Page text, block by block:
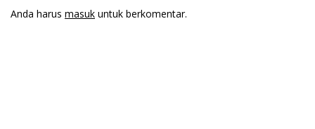
Anda harus masuk untuk berkomentar.